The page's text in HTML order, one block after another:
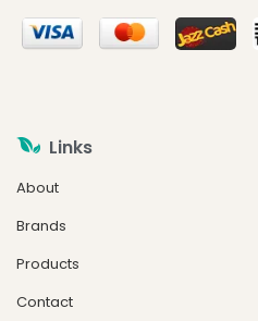
Links
About
Brands
Products
Contact